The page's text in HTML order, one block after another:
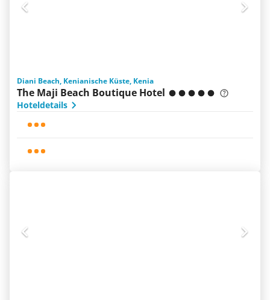
Diani Beach, Kenianische Küste, Kenia
The Maji Beach Boutique Hotel
Hoteldetails